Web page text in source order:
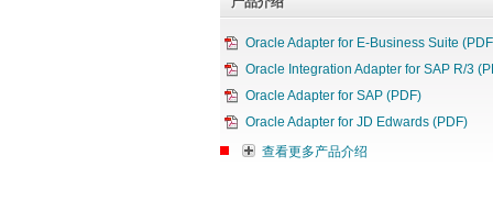
Oracle Adapter for E-Business Suite
Oracle Integration Adapter for SAP R/3
Oracle Adapter for SAP (PDF)
Oracle Adapter for JD Edwards (PDF)
查看更多产品介绍